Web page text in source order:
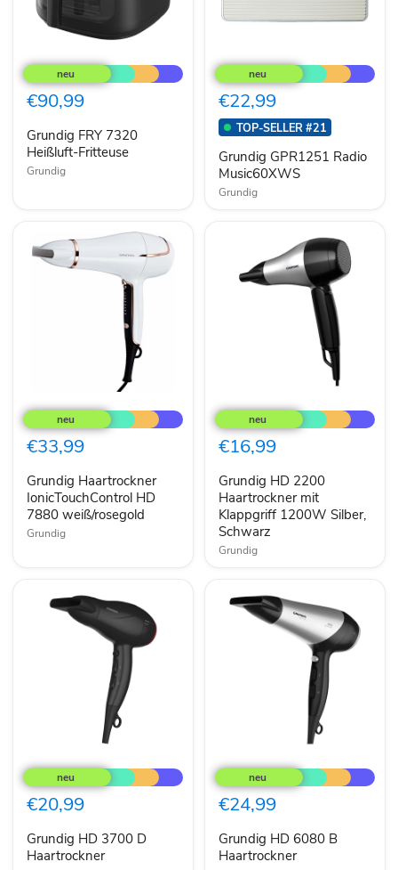
FRY
7320
Heißluft-
Fritteuse
€90,99
Grundig FRY 7320
Heißluft-Fritteuse
Grundig
GPR1251
Radio
Music60XWS
€22,99
TOP-SELLER #21
Grundig GPR1251 Radio
Music60XWS
Grundig
Haartrockner
IonicTouchControl
HD
7880
€33,99
Grundig Haartrockner
IonicTouchControl HD
7880 weiß/rosegold
Grundig
HD
2200
Haartrockner
mit
1200W
Silber,
Schwarz
€16,99
Grundig HD 2200
Haartrockner mit
Klappgriff 1200W Silber,
Schwarz
Grundig
HD
3700
D
Haartrockner
€20,99
Grundig HD 3700 D
Haartrockner
HD
6080
B
Haartrockner
€24,99
Grundig HD 6080 B
Haartrockner